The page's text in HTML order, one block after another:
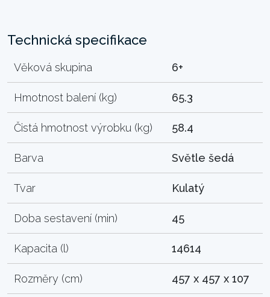
Technická specifikace
Věková skupina 6+
Hmotnost balení (kg) 65.3
Čistá hmotnost výrobku (kg) 58.4
Barva Světle šedá
Tvar Kulatý
Doba sestavení (min) 45
Kapacita (l) 14614
Rozměry (cm) 457 x 457 x 107